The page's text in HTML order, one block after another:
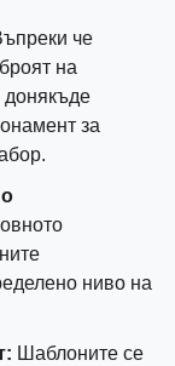
че
на
донякъде
за
ниво на
Шаблоните се